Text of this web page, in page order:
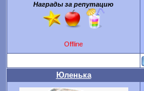
Награды за репутацию
Offline
Юленька